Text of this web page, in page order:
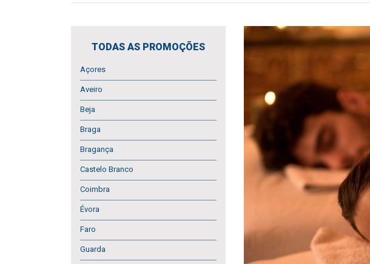
TODAS AS PROMOÇÕES
Açores
Aveiro
Beja
Braga
Bragança
Castelo Branco
Coimbra
Évora
Faro
Guarda